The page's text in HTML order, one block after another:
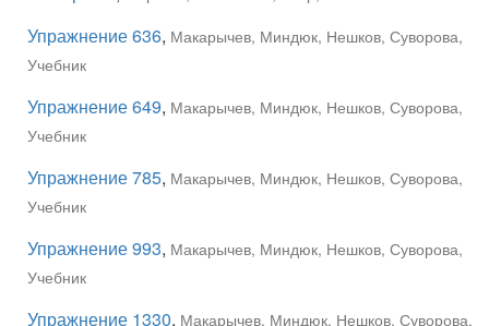
Упражнение 636, Макарычев, Миндюк, Нешков, Суворова,
Учебник
Упражнение 649, Макарычев, Миндюк, Нешков, Суворова,
Учебник
Упражнение 785, Макарычев, Миндюк, Нешков, Суворова,
Учебник
Упражнение 993, Макарычев, Миндюк, Нешков, Суворова,
Учебник
Упражнение 1330, Макарычев, Миндюк, Нешков, Суворова,